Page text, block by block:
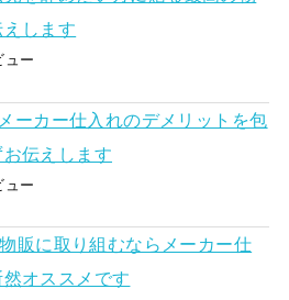
します
ュー
ーカー仕入れのデメリットを包
伝えします
ュー
販に取り組むならメーカー仕
然オススメです